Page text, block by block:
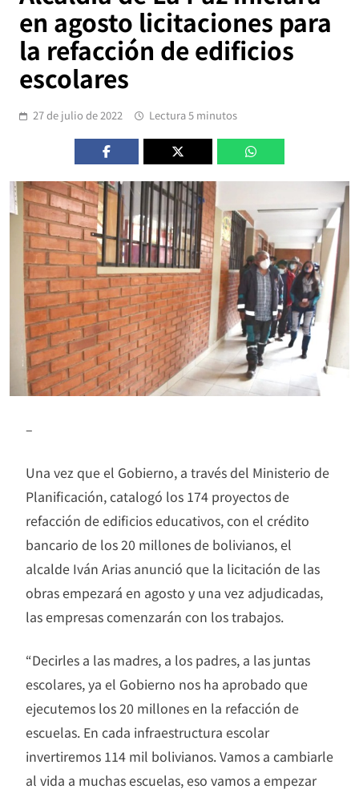
en agosto licitaciones para
la refacción de edificios
escolares
27 de julio de 2022 Lectura 5 minutos
–
Una vez que el Gobierno, a través del Ministerio de
Planificación, catalogó los 174 proyectos de
refacción de edificios educativos, con el crédito
bancario de los 20 millones de bolivianos, el
alcalde Iván Arias anunció que la licitación de las
obras empezará en agosto y una vez adjudicadas,
las empresas comenzarán con los trabajos.
“Decirles a las madres, a los padres, a las juntas
escolares, ya el Gobierno nos ha aprobado que
ejecutemos los 20 millones en la refacción de
escuelas. En cada infraestructura escolar
invertiremos 114 mil bolivianos. Vamos a cambiarle
al vida a muchas escuelas, eso vamos a empezar